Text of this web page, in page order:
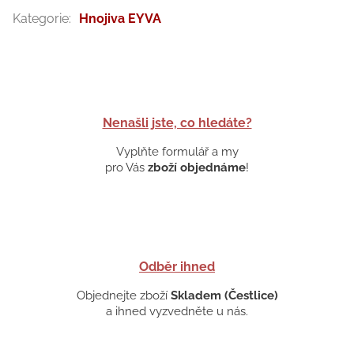
Nenašli jste, co hledáte?
Vyplňte formulář a my
pro Vás zboží objednáme!
Odběr ihned
Objednejte zboží Skladem (Čestlice)
a ihned vyzvedněte u nás.
Kategorie: Hnojiva EYVA